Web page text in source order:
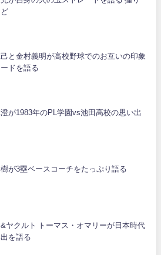
と金村義明が高校野球でのお互いの印象
ドを語る
が1983年のPL学園vs池田高校の思い出
が3塁ベースコーチをたっぷり語る
ヤクルト トーマス・オマリーが日本時代
を語る